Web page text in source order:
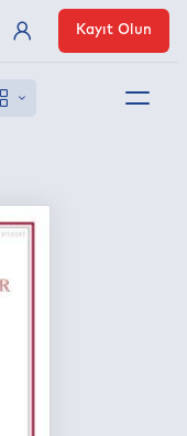
Üye Girişi
Kayıt Olun